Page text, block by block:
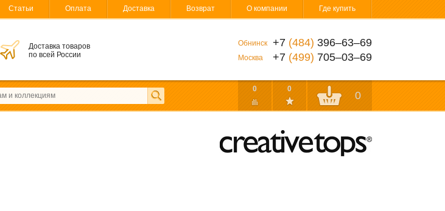
Статьи Оплата Доставка Возврат О компании Где купить
Доставка товаров
по всей России
Обнинск +7 (484) 396‒63‒69
Москва +7 (499) 705‒03‒69
0 0
0